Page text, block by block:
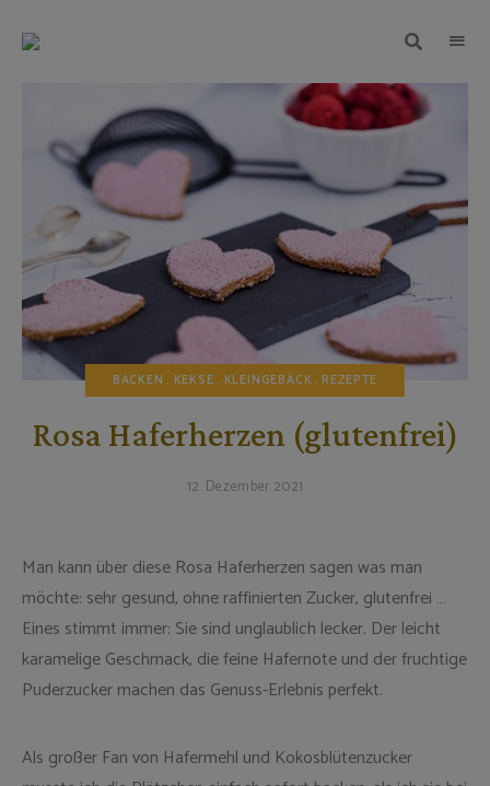
TEIGWUNDER
Backen
BACKEN KEKSE KLEINGEBÄCK REZEPTE
Rosa Haferherzen (glutenfrei)
12. Dezember 2021
Man kann über diese Rosa Haferherzen sagen was man
möchte: sehr gesund, ohne raffinierten Zucker, glutenfrei …
Eines stimmt immer: Sie sind unglaublich lecker. Der leicht
karamelige Geschmack, die feine Hafernote und der fruchtige
Puderzucker machen das Genuss-Erlebnis perfekt.
Als großer Fan von Hafermehl und Kokosblütenzucker